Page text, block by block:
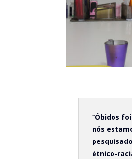
“Óbidos
nós
étnico-